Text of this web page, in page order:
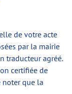
de votre acte
par la mairie
traducteur agréé.
certifiée de
noter que la